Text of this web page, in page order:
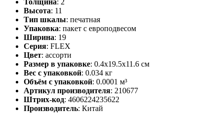
Высота: 11
Тип шкалы: печатная
Упаковка: пакет с европодвесом
Ширина: 19
Серия: FLEX
Цвет: ассорти
Размер в упаковке: 0.4x19.5x11.6 см
Вес с упаковкой: 0.034 кг
Объём с упаковкой: 0.0001 м³
Артикул производителя: 210677
Штрих-код: 4606224235622
Производитель: Китай